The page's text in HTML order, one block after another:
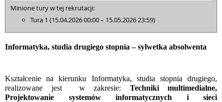
Minione tury w tej rekrutacji:
Tura 1 (15.04.2026 00:00 – 15.05.2026 23:59)
Informatyka, studia drugiego stopnia – sylwetka absolwenta
Kształcenie na kierunku Informatyka, studia stopnia drugiego,
realizowane jest w zakresie: Techniki multimedialne,
Projektowanie systemów informatycznych i sieci